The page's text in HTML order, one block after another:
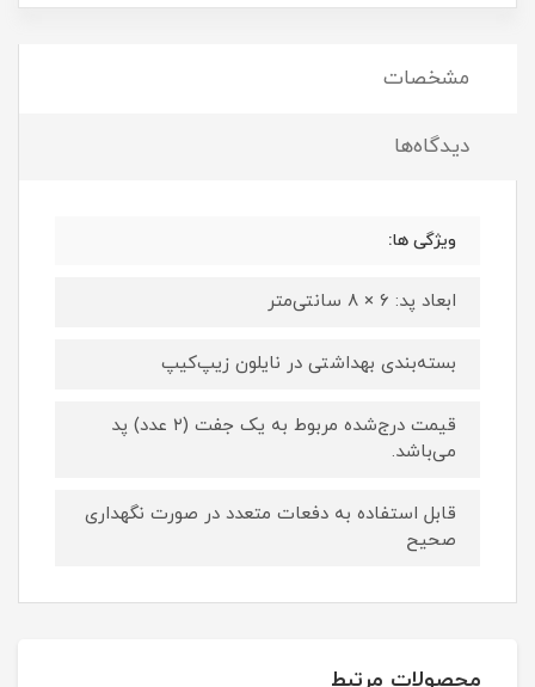
مشخصات
دیدگاه‌ها
ویژگی ها:
ابعاد پد: ۶ × ۸ سانتی‌متر
بسته‌بندی بهداشتی در نایلون زیپ‌کیپ
قیمت درج‌شده مربوط به یک جفت (۲ عدد) پد
می‌باشد.
قابل استفاده به دفعات متعدد در صورت نگهداری
صحیح
محصولات مرتبط